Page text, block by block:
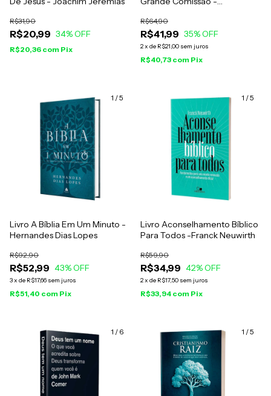
R$20,99
R$31,90
34% OFF
R$20,36 com Pix
R$41,99
R$64,90
35% OFF
2x de R$21,00 sem juros
R$40,73 com Pix
1 /5
Livro A Bíblia Em Um Minuto -
Hernandes Dias Lopes
R$52,99
R$92,90
43% OFF
3x de R$17,66 sem juros
R$51,40 com Pix
1 /5
Livro Aconselhamento Bíblico
Para Todos -Franck Neuwirth
R$34,99
R$59,90
42% OFF
2x de R$17,50 sem juros
R$33,94 com Pix
1 / 6 1 /5